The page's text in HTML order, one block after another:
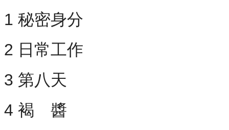
1 秘密身分
2 日常工作
3 第八天
4 褐 醬